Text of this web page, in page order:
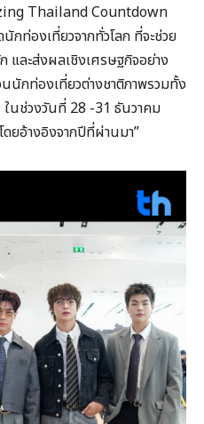
Thailand Countdown
กท่องเที่ยวจากทั่วโลก ที่จะช่วย
และส่งผลเชิงเศรษฐกิจอย่าง
นักท่องเที่ยวต่างชาติภาพรวมทั้ง
ในช่วงวันที่ 28 -31 ธันวาคม
ยอ้างอิงจากปีที่ผ่านมา”